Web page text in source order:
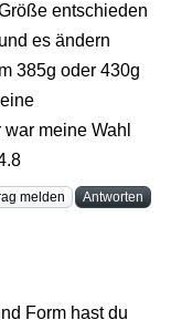
entschieden
es ändern
385g oder 430g
meine Wahl
melden Antworten
Form hast du